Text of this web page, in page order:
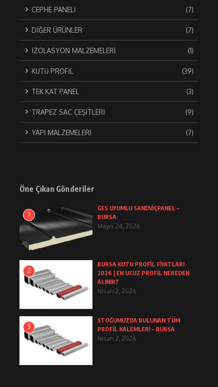
CEPHE PANELİ (7)
DİĞER ÜRÜNLER (7)
İZOLASYON MALZEMELERİ (1)
KUTU PROFİL (39)
TEK KAT PANEL (3)
TRAPEZ SAC ÇEŞİTLERİ (9)
YAPI MALZEMELERİ (7)
Öne Çıkan Gönderiler
1
GES UYUMLU SANDVİÇPANEL –
BURSA
Mayıs 24, 2026
2
BURSA KUTU PROFİL FİYATLARI
2026 | EN UCUZ PROFİL NEREDEN
ALINIR?
Nisan 2, 2026
3
STOĞUMUZDA BULUNAN TÜM
PROFİL KALEMLERİ – BURSA
Nisan 2, 2026